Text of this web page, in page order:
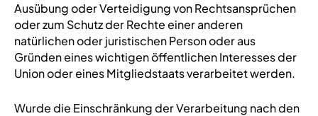
Ausübung oder Verteidigung von Rechtsansprüchen
oder zum Schutz der Rechte einer anderen
natürlichen oder juristischen Person oder aus
Gründen eines wichtigen öffentlichen Interesses der
Union oder eines Mitgliedstaats verarbeitet werden.
Wurde die Einschränkung der Verarbeitung nach den